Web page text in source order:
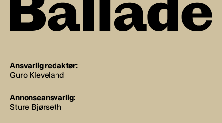
Ansvarlig redaktør:
Guro Kleveland
Annonseansvarlig:
Sture Bjørseth